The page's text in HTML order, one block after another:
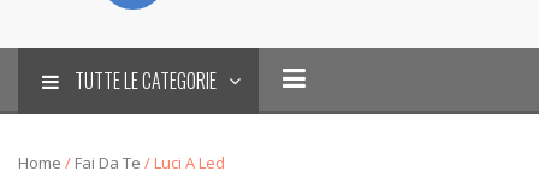
TUTTE LE CATEGORIE
Home / Fai Da Te / Luci A Led